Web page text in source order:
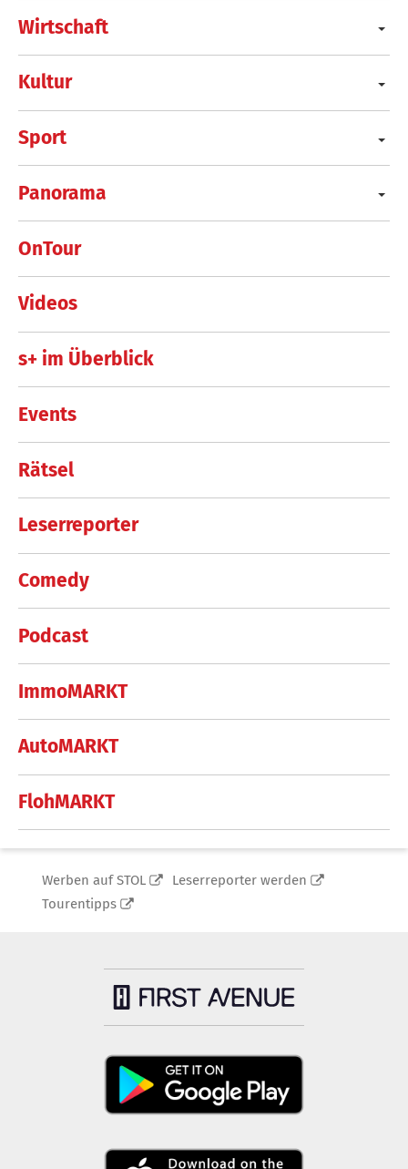
Wirtschaft
Kultur
Sport
Panorama
OnTour
Videos
s+ im Überblick
Events
Rätsel
Leserreporter
Comedy
Podcast
ImmoMARKT
AutoMARKT
FlohMARKT
Werben auf STOL
Leserreporter werden
Tourentipps